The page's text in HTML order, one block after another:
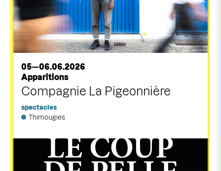
05—06.06.2026
Apparitions
Compagnie La Pigeonnière
spectacles
Thimougies